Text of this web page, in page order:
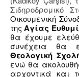
Σιδηροδρομικό
Οικουμενική
τηςΑγίας
θα έχουμε
συνέχεια θα
Θεολογική
ενώ θα
αρχοντικά και